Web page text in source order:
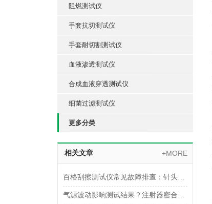
阻燃测试仪
手套抗切测试仪
手套耐切割测试仪
血液渗透测试仪
合成血液穿透测试仪
细菌过滤测试仪
更多分类
相关文章 +MORE
百格刮擦测试仪常见故障排查：针头磨损与运动轨迹偏移
气源波动影响测试结果？注射器密合性正压测试仪的稳压设计分析